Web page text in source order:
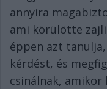
annyira
ami körülötte
éppen azt
kérdést, és
csinálnak, amikor